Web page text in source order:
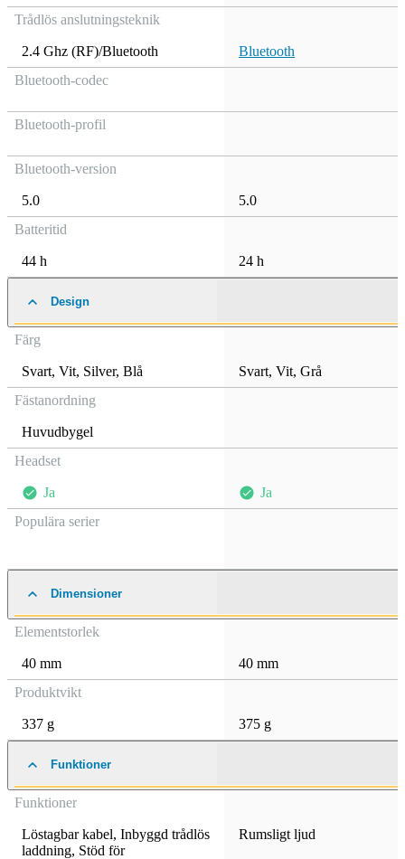
Trådlös anslutningsteknik
2.4 Ghz (RF)/Bluetooth
Bluetooth
Bluetooth-codec
Bluetooth-profil
Bluetooth-version
5.0
5.0
Batteritid
44 h 24 h
Design
Färg
Svart, Vit, Silver, Blå Svart, Vit, Grå
Fästanordning
Huvudbygel
Headset
Ja
Ja
Populära serier
Dimensioner
Elementstorlek
40 mm
40 mm
Produktvikt
337 g 375 g
Funktioner
Funktioner
Löstagbar kabel, Inbyggd trådlös
laddning, Stöd för
Rumsligt ljud